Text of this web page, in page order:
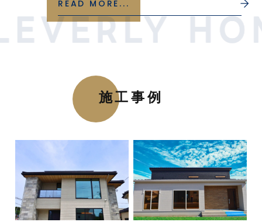
READ MORE...
施工事例